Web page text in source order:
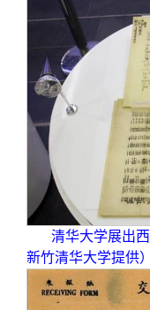
清华大学展出
新竹清华大学提供）